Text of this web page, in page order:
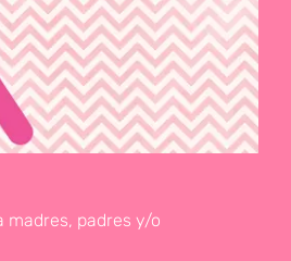
madres, padres y/o